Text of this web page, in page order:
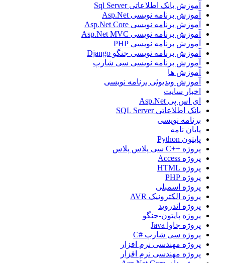
آموزش بانک اطلاعاتی Sql Server
آموزش برنامه نویسی Asp.Net
آموزش برنامه نویسی Asp.Net Core
آموزش برنامه نویسی Asp.Net MVC
آموزش برنامه نویسی PHP
آموزش برنامه نویسی جنگو Django
آموزش برنامه نویسی سی شارپ
آموزش ها
آموزش ویدیوئی برنامه نویسی
اخبار سایت
ای اس پی Asp.Net
بانک اطلاعاتی SQL Server
برنامه نویسی
پایان نامه
پایتون Python
پروژه ++C سی پلاس پلاس
پروژه Access
پروژه HTML
پروژه PHP
پروژه اسمبلی
پروژه الکترونیک AVR
پروژه اندروید
پروژه پایتون-جنگو
پروژه جاوا Java
پروژه سی شارپ #C
پروژه مهندسی نرم افزار
پروژه مهندسی نرم افزار